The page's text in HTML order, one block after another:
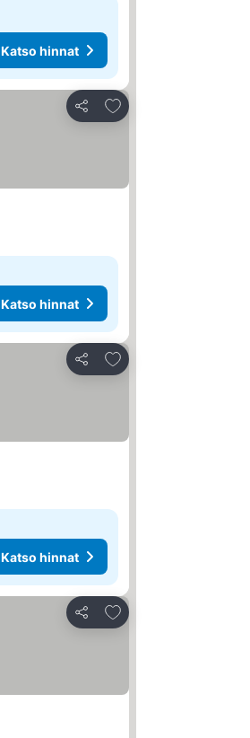
Katso hinnat
Jaa
Lisää suosikkeihin
Katso hinnat
Jaa
Lisää suosikkeihin
Katso hinnat
Jaa
Lisää suosikkeihin